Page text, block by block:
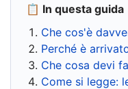
📋 In questa guida
Che cos'è
Perché è
Che cosa devi
Come si legge: